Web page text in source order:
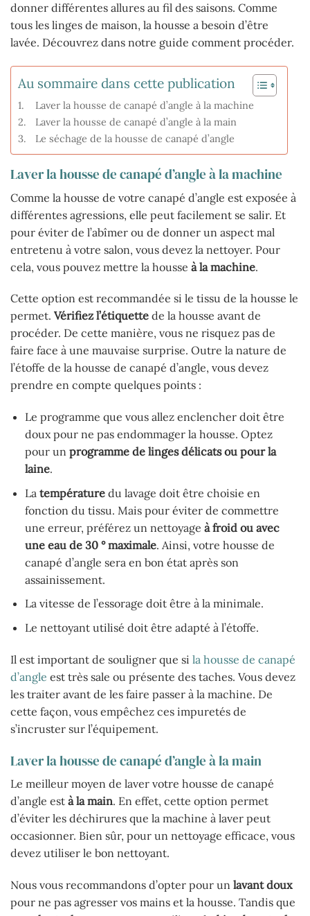
donner différentes allures au fil des saisons. Comme
tous les linges de maison, la housse a besoin d’être
lavée. Découvrez dans notre guide comment procéder.
Au sommaire dans cette publication
Laver la housse de canapé d’angle à la machine
Laver la housse de canapé d’angle à la main
Le séchage de la housse de canapé d’angle
Laver la housse de canapé d’angle à la machine
Comme la housse de votre canapé d’angle est exposée à
différentes agressions, elle peut facilement se salir. Et
pour éviter de l’abîmer ou de donner un aspect mal
entretenu à votre salon, vous devez la nettoyer. Pour
cela, vous pouvez mettre la housse à la machine.
Cette option est recommandée si le tissu de la housse le
permet. Vérifiez l’étiquette de la housse avant de
procéder. De cette manière, vous ne risquez pas de
faire face à une mauvaise surprise. Outre la nature de
l’étoffe de la housse de canapé d’angle, vous devez
prendre en compte quelques points :
Le programme que vous allez enclencher doit être
doux pour ne pas endommager la housse. Optez
pour un programme de linges délicats ou pour la
laine.
La températuredu lavage doit être choisie en
fonction du tissu. Mais pour éviter de commettre
une erreur, préférez un nettoyage à froid ou avec
une eau de 30 ° maximale. Ainsi, votre housse de
canapé d’angle sera en bon état après son
assainissement.
La vitesse de l’essorage doit être à la minimale.
Le nettoyant utilisé doit être adapté à l’étoffe.
Il est important de souligner que si la housse de canapé
d’angle est très sale ou présente des taches. Vous devez
les traiter avant de les faire passer à la machine. De
cette façon, vous empêchez ces impuretés de
s’incruster sur l’équipement.
Laver la housse de canapé d’angle à la main
Le meilleur moyen de laver votre housse de canapé
d’angle est à la main. En effet, cette option permet
d’éviter les déchirures que la machine à laver peut
occasionner. Bien sûr, pour un nettoyage efficace, vous
devez utiliser le bon nettoyant.
Nous vous recommandons d’opter pour un lavant doux
pour ne pas agresser vos mains et la housse. Tandis que